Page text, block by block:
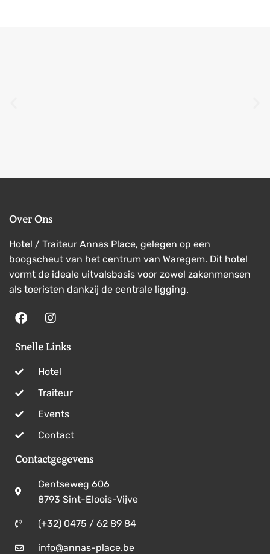
Over Ons
Hotel / Traiteur Annas Place, gelegen op een
boogscheut van het centrum van Waregem. Dit hotel
vormt de ideale uitvalsbasis voor zowel zakenmensen
als toeristen dankzij de centrale ligging.
Snelle Links
Hotel
Traiteur
Events
Contact
Contactgegevens
Gentseweg 606
8793 Sint-Eloois-Vijve
(+32) 0475 / 62 89 84
info@annas-place.be